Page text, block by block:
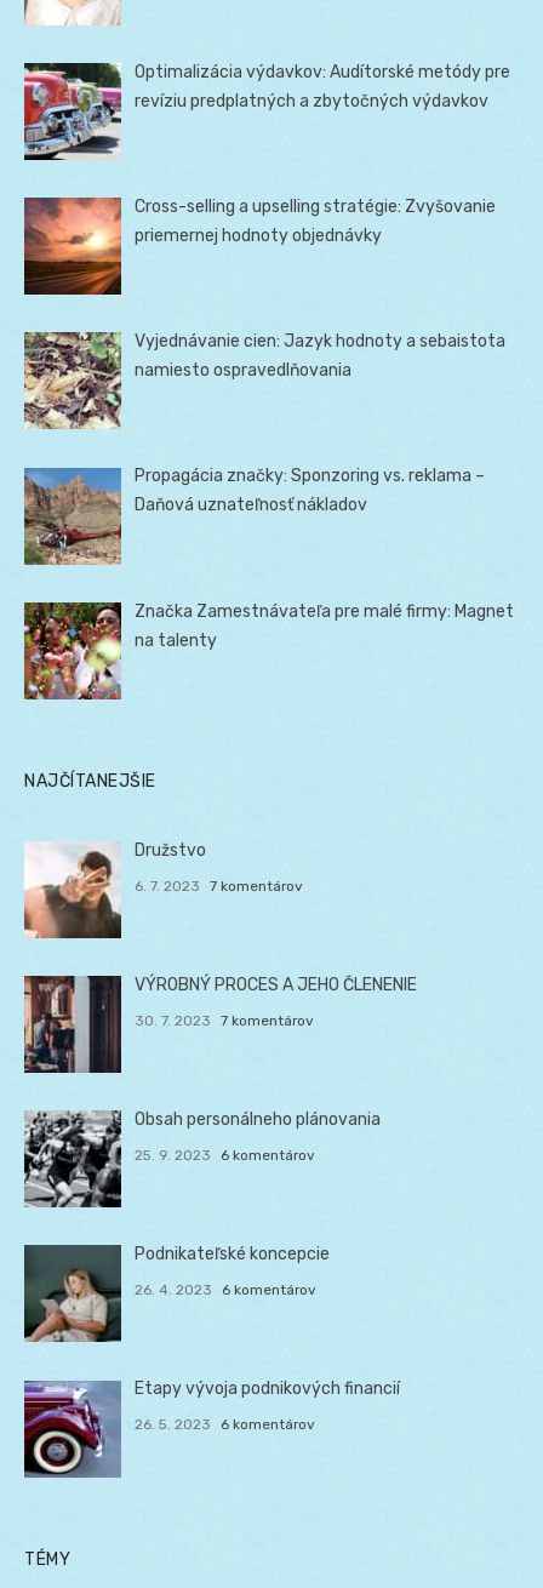
Optimalizácia výdavkov: Audítorské metódy pre
revíziu predplatných a zbytočných výdavkov
Cross-selling a upselling stratégie: Zvyšovanie
priemernej hodnoty objednávky
Vyjednávanie cien: Jazyk hodnoty a sebaistota
namiesto ospravedlňovania
Propagácia značky: Sponzoring vs. reklama –
Daňová uznateľnosť nákladov
Značka Zamestnávateľa pre malé firmy: Magnet
na talenty
NAJČÍTANEJŠIE
Družstvo
6. 7. 2023 7 komentárov
VÝROBNÝ PROCES A JEHO ČLENENIE
30. 7. 2023 7 komentárov
Obsah personálneho plánovania
25. 9. 2023 6 komentárov
Podnikateľské koncepcie
26. 4. 2023 6 komentárov
Etapy vývoja podnikových financií
26. 5. 2023 6 komentárov
TÉMY